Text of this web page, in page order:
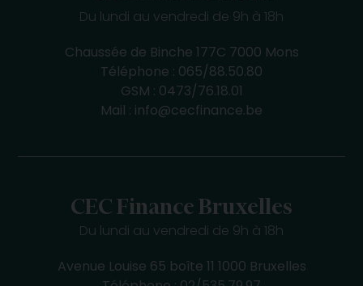
Du lundi au vendredi de 9h à 18h
Chaussée de Binche 177C 7000 Mons
Téléphone : 065/88.50.80
GSM : 0473/76.18.01
Mail : info@cecfinance.be
CEC Finance Bruxelles
Du lundi au vendredi de 9h à 18h
Avenue Louise 65 boîte 11 1000 Bruxelles